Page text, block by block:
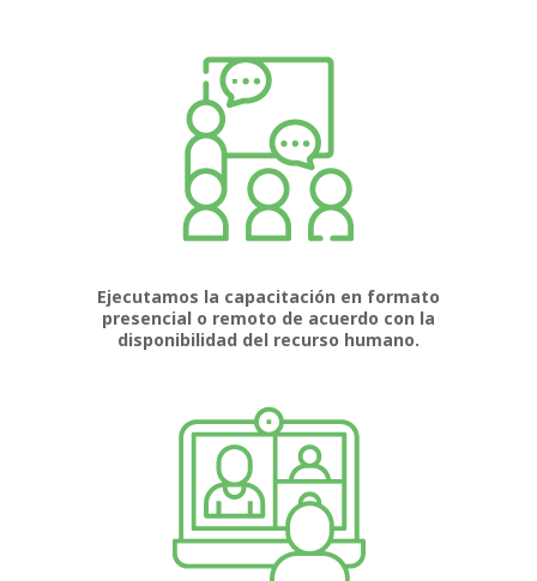
Ejecutamos la capacitación en formato
presencial o remoto de acuerdo con la
disponibilidad del recurso humano.